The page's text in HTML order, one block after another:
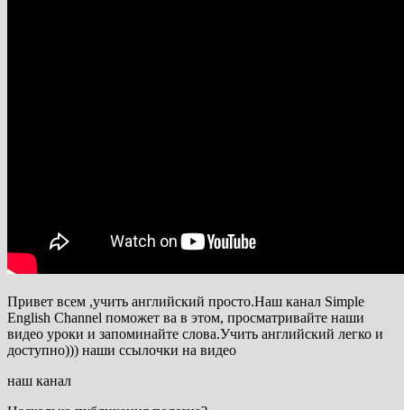
Привет всем ,учить английский просто.Наш канал Simple
English Channel поможет ва в этом, просматривайте наши
видео уроки и запоминайте слова.Учить английский легко и
доступно))) наши ссылочки на видео
наш канал